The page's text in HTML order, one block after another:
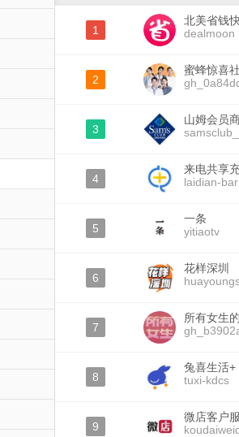
1
北美省钱
dealmoon
2
蜜蜂惊喜
3
山姆会员
4
来电共享
laidian-bar
5
一条
yitiaotv
6
花样深圳
7
所有女生
8
兔喜生活+
tuxi-kdcs
9
微店客户